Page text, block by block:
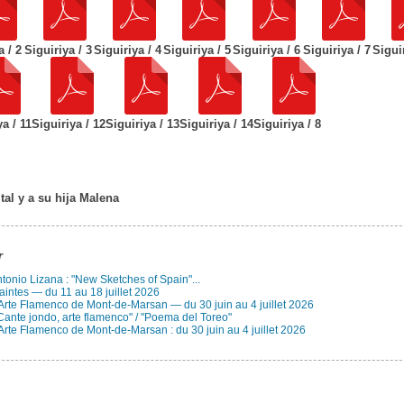
/ 2 Siguiriya / 3Siguiriya / 4Siguiriya / 5Siguiriya / 6 Siguiriya / 7
/ 11Siguiriya / 12Siguiriya / 13Siguiriya / 14Siguiriya / 8
y a su hija Malena
Lizana : "New Sketches of Spain"...
— du 11 au 18 juillet 2026
Flamenco de Mont-de-Marsan — du 30 juin au 4 juillet 2026
jondo, arte flamenco" / "Poema del Toreo"
Flamenco de Mont-de-Marsan : du 30 juin au 4 juillet 2026